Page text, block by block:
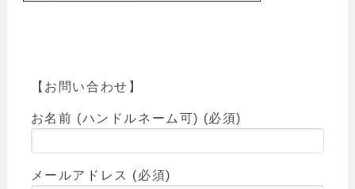
【お問い合わせ】
お名前 (ハンドルネーム可) (必須)
メールアドレス (必須)